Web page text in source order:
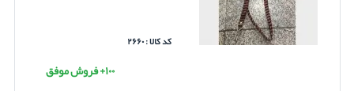
کد کالا : ۲۶۶۰
۱۰۰+ فروش موفق